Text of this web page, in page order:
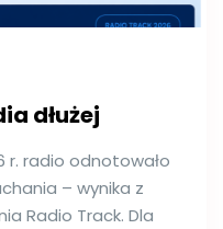
dłużej
r. radio odnotowało
– wynika z
Radio Track. Dla